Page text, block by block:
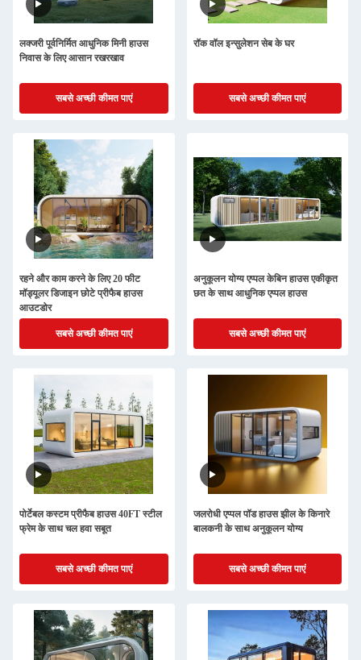
लक्जरी पूर्वनिर्मित आधुनिक मिनी हाउस
निवास के लिए आसान रखरखाव
सबसे अच्छी कीमत पाएं
रॉक वॉल इन्सुलेशन सेब के घर
सबसे अच्छी कीमत पाएं
रहने और काम करने के लिए 20 फीट
मॉड्यूलर डिजाइन छोटे प्रीफैब हाउस
आउटडोर
सबसे अच्छी कीमत पाएं
अनुकूलन योग्य एप्पल केबिन हाउस एकीकृत
छत के साथ आधुनिक एप्पल हाउस
सबसे अच्छी कीमत पाएं
पोर्टेबल कस्टम प्रीफैब हाउस 40FT स्टील
फ्रेम के साथ चल हवा सबूत
सबसे अच्छी कीमत पाएं
जलरोधी एप्पल पॉड हाउस झील के किनारे
बालकनी के साथ अनुकूलन योग्य
सबसे अच्छी कीमत पाएं